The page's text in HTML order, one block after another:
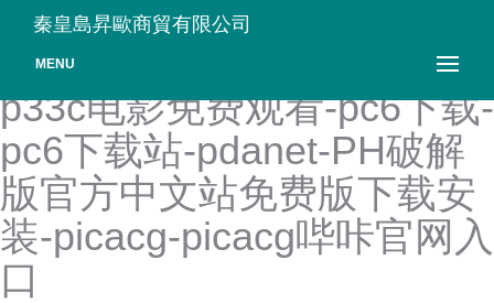
OVA屈辱-OVERFLOW樱花-
overlord樱花动漫第一季-
p33c电影免费观看-pc6下载-
pc6下载站-pdanet-PH破解
版官方中文站免费版下载安
装-picacg-picacg哔咔官网入
口
秦皇島昇歐商貿有限公司
MENU